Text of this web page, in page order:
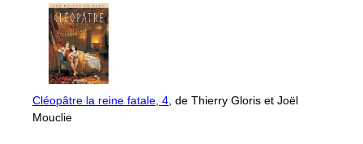
Cléopâtre la reine fatale, 4, de Thierry Gloris et Joël
Mouclie